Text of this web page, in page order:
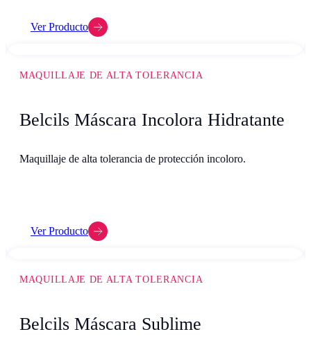
Ver Producto
MAQUILLAJE DE ALTA TOLERANCIA
Belcils Máscara Incolora Hidratante
Maquillaje de alta tolerancia de protección incoloro.
Ver Producto
MAQUILLAJE DE ALTA TOLERANCIA
Belcils Máscara Sublime